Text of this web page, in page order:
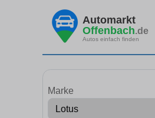
Automarkt
Offenbach.de
Autos einfach finden
Marke